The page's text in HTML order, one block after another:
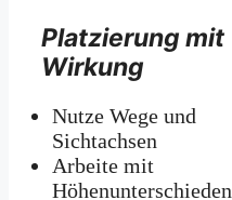
Platzierung mit
Wirkung
Nutze Wege und
Sichtachsen
Arbeite mit
Höhenunterschieden